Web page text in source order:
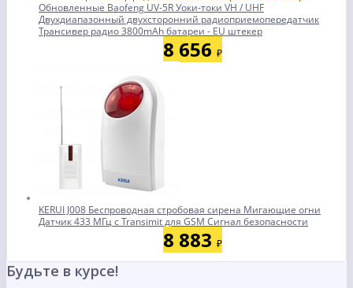
Обновленные Baofeng UV-5R Уоки-токи VH / UHF
Двухдиапазонный двухсторонний радиоприемопередатчик
Трансивер радио 3800mAh батареи - EU штекер
8 656 ₽
KERUI J008 Беспроводная стробовая сирена Мигающие огни
Датчик 433 МГц с Transimit для GSM Сигнал безопасности
8 883 ₽
Будьте в курсе!